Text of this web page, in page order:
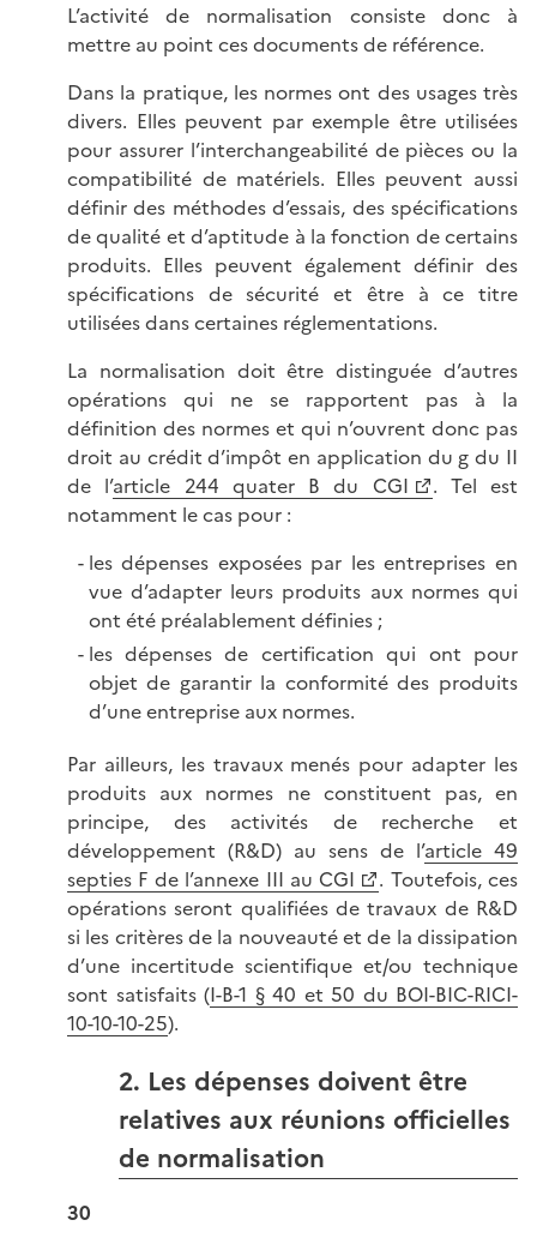
L’activité de normalisation consiste donc à
mettre au point ces documents de référence.
Dans la pratique, les normes ont des usages très
divers. Elles peuvent par exemple être utilisées
pour assurer l’interchangeabilité de pièces ou la
compatibilité de matériels. Elles peuvent aussi
définir des méthodes d’essais, des spécifications
de qualité et d’aptitude à la fonction de certains
produits. Elles peuvent également définir des
spécifications de sécurité et être à ce titre
utilisées dans certaines réglementations.
La normalisation doit être distinguée d’autres
opérations qui ne se rapportent pas à la
définition des normes et qui n’ouvrent donc pas
droit au crédit d’impôt en application du g du II
de l’article 244 quater B du CGI
. Tel est
notamment le cas pour :
les dépenses exposées par les entreprises en
vue d’adapter leurs produits aux normes qui
ont été préalablement définies ;
les dépenses de certification qui ont pour
objet de garantir la conformité des produits
d’une entreprise aux normes.
Par ailleurs, les travaux menés pour adapter les
produits aux normes ne constituent pas, en
principe, des activités de recherche et
développement (R&D) au sens de l’article 49
septies F de l’annexe III au CGI
. Toutefois, ces
opérations seront qualifiées de travaux de R&D
si les critères de la nouveauté et de la dissipation
d’une incertitude scientifique et/ou technique
sont satisfaits (I-B-1 § 40 et 50 du BOI-BIC-RICI-
10-10-10-25).
2. Les dépenses doivent être
relatives aux réunions officielles
de normalisation
30